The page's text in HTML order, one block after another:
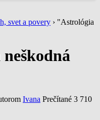
svet a povery › "Astrológia
Ivana Prečítané 3 710